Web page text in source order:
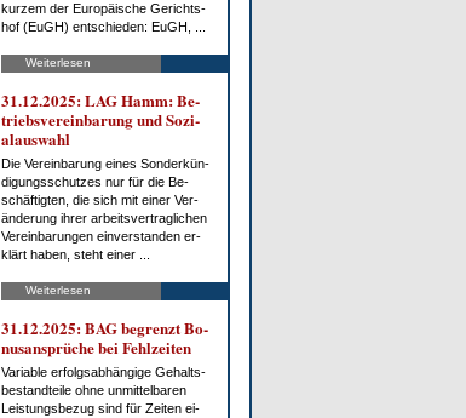
kur­zem der Eu­ro­päi­sche Ge­richts­
hof (EuGH) ent­schie­den: EuGH, ...
Weiterlesen
31.12.2025: LAG Hamm: Be­
triebs­ver­ein­ba­rung und So­zi­
al­aus­wahl
Die Ver­ein­ba­rung ei­nes Son­der­kün­
di­gungs­schut­zes nur für die Be­
schäf­tig­ten, die sich mit ei­ner Ver­
än­de­rung ih­rer ar­beits­ver­trag­li­chen
Ver­ein­ba­run­gen ein­ver­stan­den er­
klärt ha­ben, steht ei­ner ...
Weiterlesen
31.12.2025: BAG be­grenzt Bo­
nus­an­sprü­che bei Fehl­zei­ten
Va­ria­ble er­folgs­ab­hän­gi­ge Ge­halts­
be­stand­tei­le oh­ne un­mit­tel­ba­ren
Leis­tungs­be­zug sind für Zei­ten ei­